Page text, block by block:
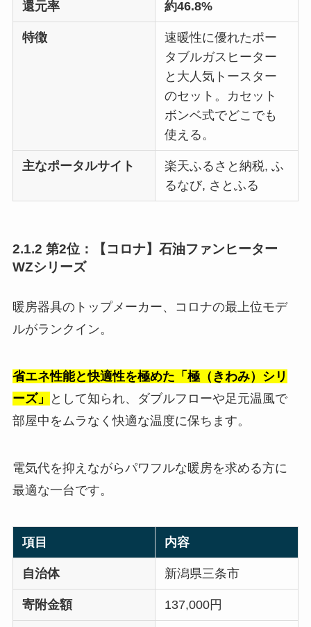
還元率 約46.8%
特徴
速暖性に優れたポー
タブルガスヒーター
と大人気トースター
のセット。カセット
ボンベ式でどこでも
使える。
主なポータルサイト
楽天ふるさと納税, ふ
るなび, さとふる
2.1.2 第2位：【コロナ】石油ファンヒーター
WZシリーズ
暖房器具のトップメーカー、コロナの最上位モデ
ルがランクイン。
省エネ性能と快適性を極めた「極（きわみ）シリ
ーズ」
として知られ、ダブルフローや足元温風で
部屋中をムラなく快適な温度に保ちます。
電気代を抑えながらパワフルな暖房を求める方に
最適な一台です。
項目 内容
自治体 新潟県三条市
寄附金額 137,000円